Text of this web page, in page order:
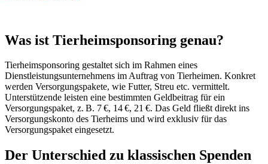
Was ist Tierheimsponsoring genau?
Tierheimsponsoring gestaltet sich im Rahmen eines
Dienstleistungsunternehmens im Auftrag von Tierheimen. Konkret
werden Versorgungspakete, wie Futter, Streu etc. vermittelt.
Unterstützende leisten eine bestimmten Geldbeitrag für ein
Versorgungspaket, z. B. 7 €, 14 €, 21 €. Das Geld fließt direkt ins
Versorgungskonto des Tierheims und wird exklusiv für das
Versorgungspaket eingesetzt.
Der Unterschied zu klassischen Spenden